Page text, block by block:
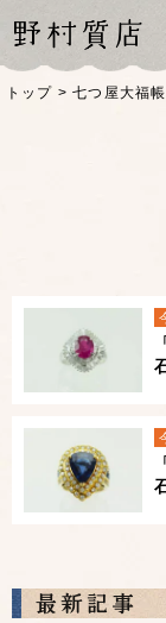
トップ >七つ屋大福帳